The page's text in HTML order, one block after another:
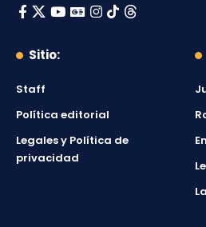
Sitio:
Staff
Política editorial
Legales y Política de
privacidad